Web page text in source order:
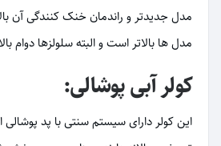
مدل جدیدتر و راندمان خنک کنندگی آن
مدل ها بالاتر است و البته سلولزها دوام
کولر آبی پوشالی:
این کولر دارای سیستم سنتی با پد